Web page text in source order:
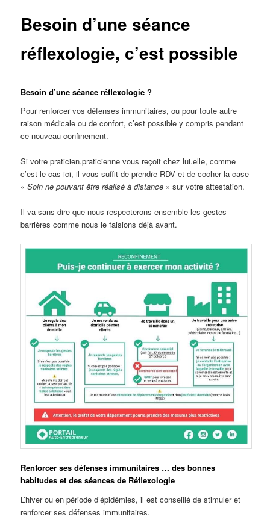
Besoin d’une séance
réflexologie, c’est possible
Besoin d’une séance réflexologie ?
Pour renforcer vos défenses immunitaires, ou pour toute autre
raison médicale ou de confort, c’est possible y compris pendant
ce nouveau confinement.
Si votre praticien.praticienne vous reçoit chez lui.elle, comme
c’est le cas ici, il vous suffit de prendre RDV et de cocher la case
«Soin ne pouvant être réalisé à distance » sur votre attestation.
Il va sans dire que nous respecterons ensemble les gestes
barrières comme nous le faisions déjà avant.
Renforcer ses défenses immunitaires … des bonnes
habitudes et des séances de Réflexologie
L’hiver ou en période d’épidémies, il est conseillé de stimuler et
renforcer ses défenses immunitaires.